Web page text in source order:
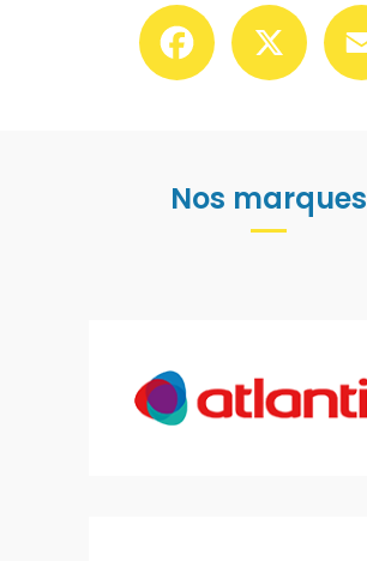
Facebook
Nos marques